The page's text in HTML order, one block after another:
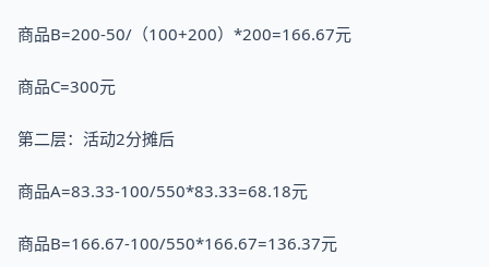
商品B=200-50/（100+200）*200=166.67元
商品C=300元
第二层：活动2分摊后
商品A=83.33-100/550*83.33=68.18元
商品B=166.67-100/550*166.67=136.37元